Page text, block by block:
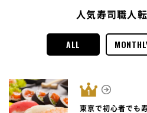
人気寿司職人
ALL
東京で初心者でも